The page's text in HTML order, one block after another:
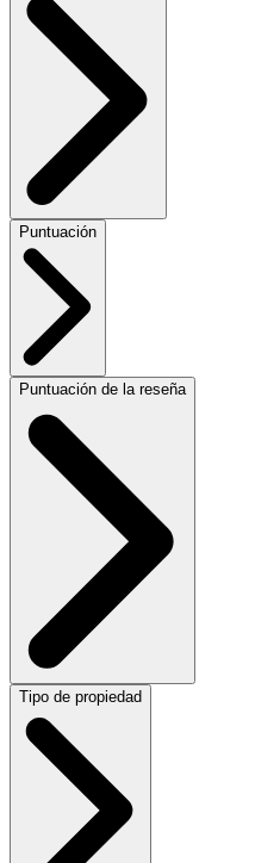
Puntuación
Puntuación de la reseña
Tipo de propiedad